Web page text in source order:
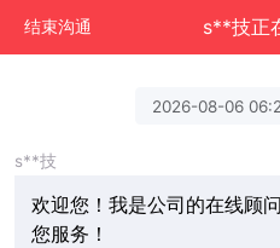
结束沟通 s**技正
2026-08-06
s**技
欢迎您！我是公司的在线顾
您服务！